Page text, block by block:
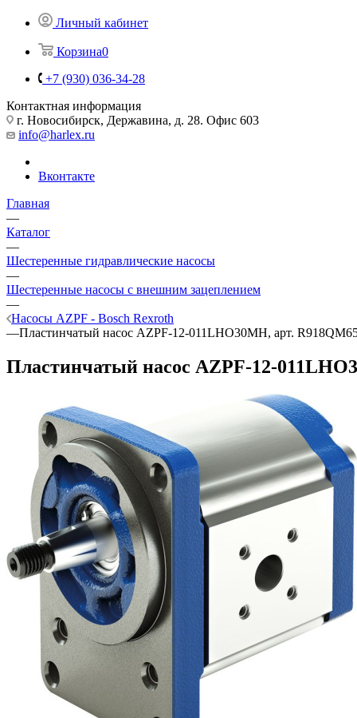
Личный кабинет
Корзина0
+7 (930) 036-34-28
Контактная информация
г. Новосибирск, Державина, д. 28. Офис 603
info@harlex.ru
Вконтакте
Главная
—
Каталог
—
Шестеренные гидравлические насосы
—
Шестеренные насосы с внешним зацеплением
—
Насосы AZPF - Bosch Rexroth
—Пластинчатый насос AZPF-12-011LHO30MH, арт.
Пластинчатый насос AZPF-12-